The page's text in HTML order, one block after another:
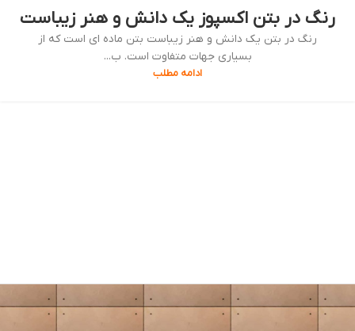
رنگ در بتن اکسپوز یک دانش و هنر زیباست
رنگ در بتن یک دانش و هنر زیباست بتن ماده ای است که از
بسیاری جهات متفاوت است. ب...
ادامه مطلب